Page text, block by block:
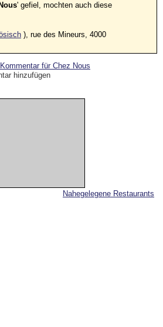
Nahegelegene Restaurants
' gefiel, mochten auch diese
), rue des Mineurs, 4000
für Chez Nous
hinzufügen